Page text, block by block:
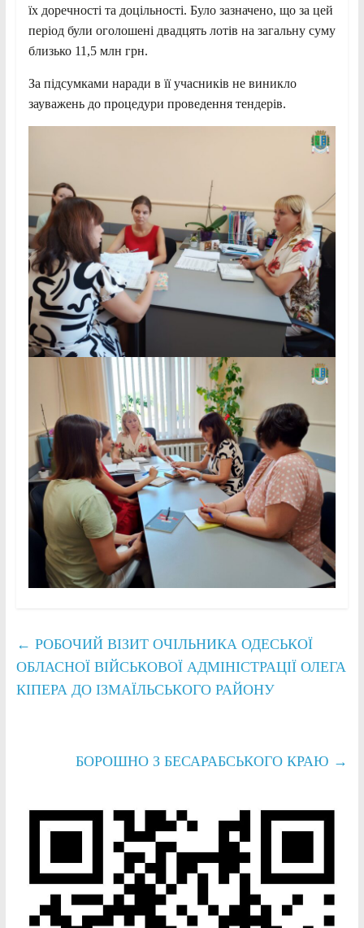
їх доречності та доцільності. Було зазначено, що за цей
період були оголошені двадцять лотів на загальну суму
близько 11,5 млн грн.
За підсумками наради в її учасників не виникло
зауважень до процедури проведення тендерів.
← РОБОЧИЙ ВІЗИТ ОЧІЛЬНИКА ОДЕСЬКОЇ
ОБЛАСНОЇ ВІЙСЬКОВОЇ АДМІНІСТРАЦІЇ ОЛЕГА
КІПЕРА ДО ІЗМАЇЛЬСЬКОГО РАЙОНУ
БОРОШНО З БЕСАРАБСЬКОГО КРАЮ →